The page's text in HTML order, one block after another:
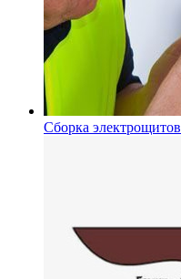
Сборка электрощитов